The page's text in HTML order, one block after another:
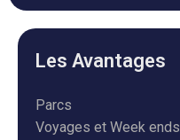
Les Avantages
Parcs
Voyages et Week ends